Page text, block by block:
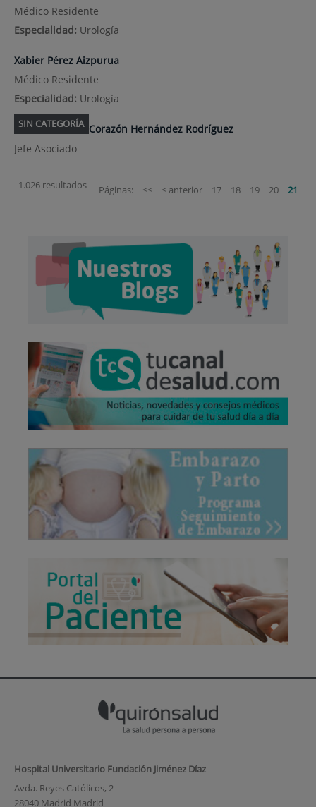
Médico Residente
Especialidad: Urología
Xabier Pérez Aizpurua
Médico Residente
Especialidad: Urología
SIN CATEGORÍA Corazón Hernández Rodríguez
Jefe Asociado
1.026 resultados Páginas: << < anterior 17 18 19 20 21
Hospital Universitario Fundación Jiménez Díaz
Avda. Reyes Católicos, 2
28040 Madrid Madrid